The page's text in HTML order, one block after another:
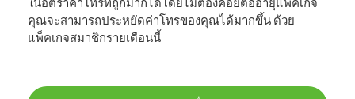
คุณจะสามารถประหยัดค่าโทรของคุณได้มากขึ้น ด้วย
แพ็คเกจสมาชิกรายเดือนนี้